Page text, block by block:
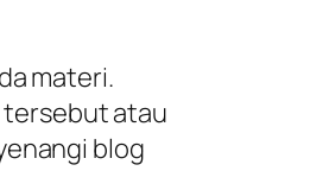
materi.
tersebut atau
blog